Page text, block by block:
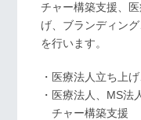
チャー構築支援、
げ、ブランディン
を行います。
・医療法人立ち上
・医療法人、MS
チャー構築支援